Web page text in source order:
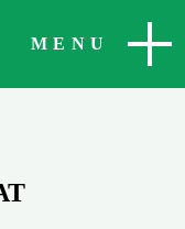
MENU